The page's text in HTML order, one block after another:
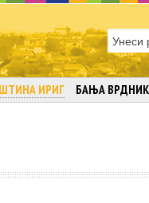
ИРИГ БАЊА ВРДНИК